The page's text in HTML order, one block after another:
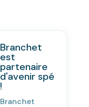
Branchet
est
partenaire
d'avenir spé
!
Branchet